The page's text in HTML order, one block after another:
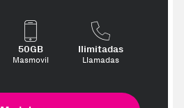
50GB
Masmovil
Ilimitadas
Llamadas